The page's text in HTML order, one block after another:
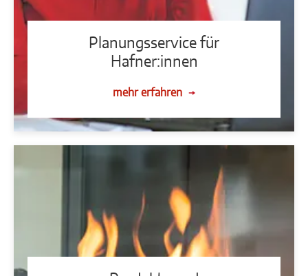
Planungsservice für
Hafner:innen
mehr erfahren